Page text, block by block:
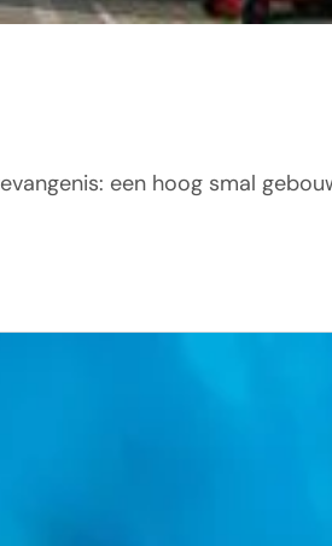
een hoog smal